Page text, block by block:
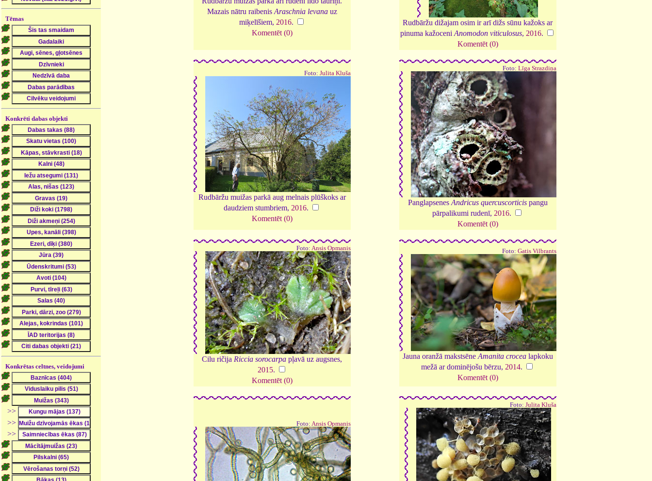
Tēmas
Konkrēti dabas objekti
Konkrētas celtnes, veidojumi
>>
>>
>>
Mazais nātru raibenis Araschnia levanauz
miķelīšiem, 2016.
Komentēt (0)
Rudbāržu dižajam osim ir arī dižs sūnu kažoks ar
pinuma kažoceni Anomodon viticulosus, 2016.
Komentēt (0)
Foto: Julita Kluša
Rudbāržu muižas parkā aug melnais plūškoks ar
daudziem stumbriem, 2016.
Komentēt (0)
Foto: Līga Strazdiņa
Panglapsenes Andricus quercuscorticispangu
pārpalikumi rudenī, 2016.
Komentēt (0)
Foto: Ansis Opmanis
Cilu ričija Riccia sorocarpa pļavā uz augsnes,
2015.
Komentēt (0)
Foto: Gatis Vilbrants
Jauna oranžā makstsēne Amanita crocealapkoku
mežā ar dominējošu bērzu, 2014.
Komentēt (0)
Foto: Ansis Opmanis
Foto: Julita Kluša